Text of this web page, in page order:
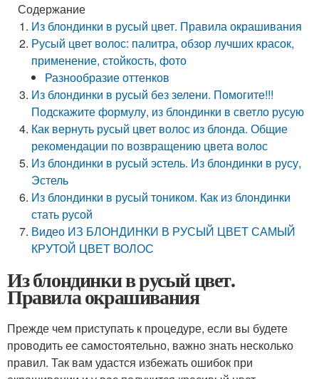
Содержание
Из блондинки в русый цвет. Правила окрашивания
Русый цвет волос: палитра, обзор лучших красок,
применение, стойкость, фото
Разнообразие оттенков
Из блондинки в русый без зелени. Помогите!!!
Подскажите формулу, из блондинки в светло русую
Как вернуть русый цвет волос из блонда. Общие
рекомендации по возвращению цвета волос
Из блондинки в русый эстель. Из блондинки в русу,
Эстель
Из блондинки в русый тоником. Как из блондинки
стать русой
Видео ИЗ БЛОНДИНКИ В РУСЫЙ ЦВЕТ САМЫЙ
КРУТОЙ ЦВЕТ ВОЛОС
Из блондинки в русый цвет.
Правила окрашивания
Прежде чем приступать к процедуре, если вы будете
проводить ее самостоятельно, важно знать несколько
правил. Так вам удастся избежать ошибок при